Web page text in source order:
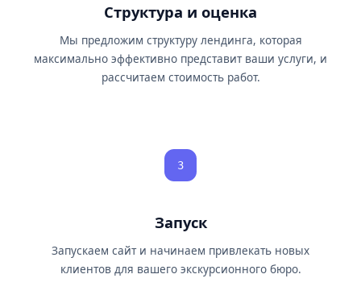
Структура и оценка
Мы предложим структуру лендинга, которая
максимально эффективно представит ваши услуги, и
рассчитаем стоимость работ.
3
Запуск
Запускаем сайт и начинаем привлекать новых
клиентов для вашего экскурсионного бюро.